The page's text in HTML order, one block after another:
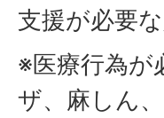
支援が必要な
※医療行為が
ザ、麻しん